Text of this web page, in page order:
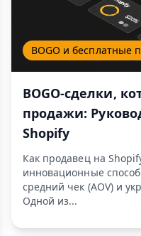
BOGO и бесплатные
BOGO-сделки,
продажи:
Shopify
Как продавец на
инновационные
средний чек (AOV) и
Одной из...